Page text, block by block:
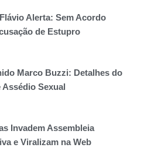
Alerta: Sem Acordo
de Estupro
Marco Buzzi: Detalhes do
Assédio Sexual
Invadem Assembleia
e Viralizam na Web